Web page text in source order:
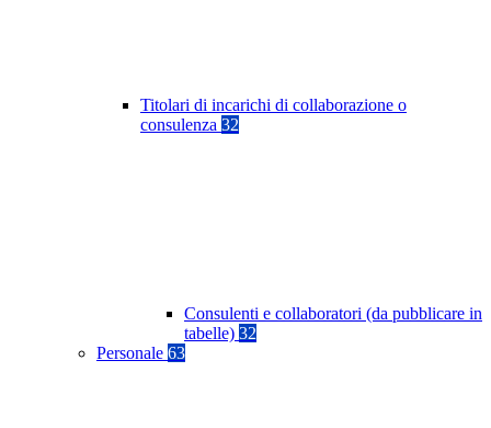
Titolari di incarichi di collaborazione o
consulenza 32
Consulenti e collaboratori (da pubblicare in
tabelle) 32
Personale 63